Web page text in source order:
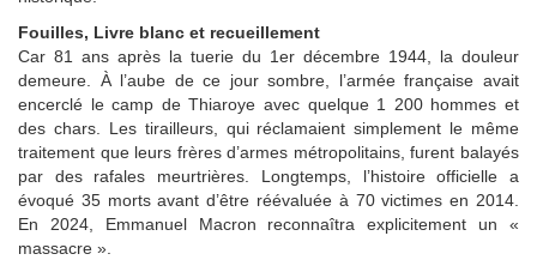
Fouilles, Livre blanc et recueillement
Car 81 ans après la tuerie du 1er décembre 1944, la douleur
demeure. À l’aube de ce jour sombre, l’armée française avait
encerclé le camp de Thiaroye avec quelque 1 200 hommes et
des chars. Les tirailleurs, qui réclamaient simplement le même
traitement que leurs frères d’armes métropolitains, furent balayés
par des rafales meurtrières. Longtemps, l’histoire officielle a
évoqué 35 morts avant d’être réévaluée à 70 victimes en 2014.
En 2024, Emmanuel Macron reconnaîtra explicitement un «
massacre ».